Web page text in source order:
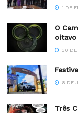
1 DE
O
oitavo
30 DE
8 DE
Três